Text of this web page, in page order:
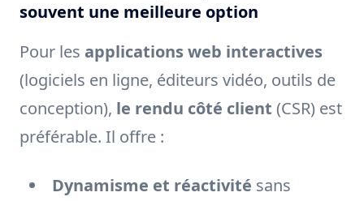
souvent une meilleure option
Pour les applications web interactives
(logiciels en ligne, éditeurs vidéo, outils de
conception), le rendu côté client (CSR) est
préférable. Il offre :
Dynamisme et réactivité sans